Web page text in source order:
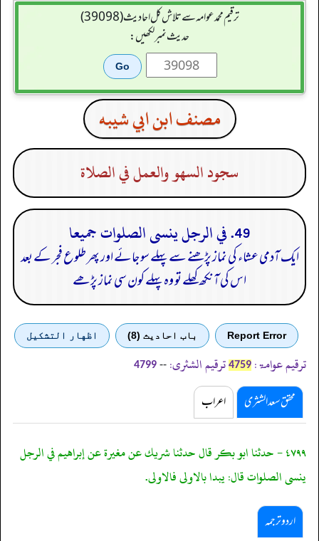
ترقیم محمدعوامہ سے تلاش کل احادیث (39098)
حدیث نمبر لکھیں:
مصنف ابن ابي شيبه
سجود السهو والعمل في الصلاة
49. في الرجل ينسى الصلوات جميعا
ایک آدمی عشاء کی نماز پڑھنے سے پہلے سو جائے اور پھر طلوع فجر کے بعد
اس کی آنکھ کھلے تو وہ پہلے کون سی نماز پڑھے
Report Error باب احادیث (8) اظهار التشكيل
ترقیم عوامۃ: 4759 ترقیم الشثری: --
4799
محقق سعد الشثری اعراب
٤٧٩٩ - حدثنا ابو بكر قال حدثنا شريك عن مغيرة عن إبراهيم في الرجل
ينسى الصلوات قال: يبدا بالاولى فالاولى.
اردو ترجمہ